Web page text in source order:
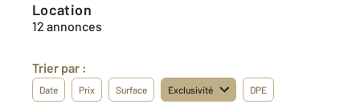
Location
12 annonces
Trier par :
Date Prix Surface Exclusivité DPE